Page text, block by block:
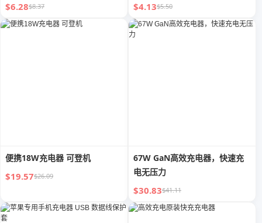
$6.28$8.37 $4.13$5.50
便携18W充电器 可登机
$19.57$26.09
67W GaN高效充电器，快速充
电无压力
$30.83$41.11